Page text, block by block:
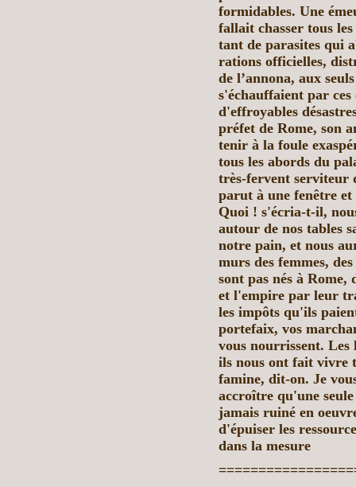
formidables. Une
fallait chasser tous
tant de parasites qui
rations officielles,
de l’annona, aux
s'échauffaient par
d'effroyables
préfet de Rome, son
tenir à la foule
tous les abords du
très-fervent serviteur
parut à une fenêtre
Quoi ! s'écria-t-il,
autour de nos tables
notre pain, et nous
murs des femmes,
sont pas nés à Rome,
et l'empire par leur
les impôts qu'ils
portefaix, vos
vous nourrissent.
ils nous ont fait vivre
famine, dit-on. Je
accroître qu'une
jamais ruiné en
d'épuiser les
dans la mesure